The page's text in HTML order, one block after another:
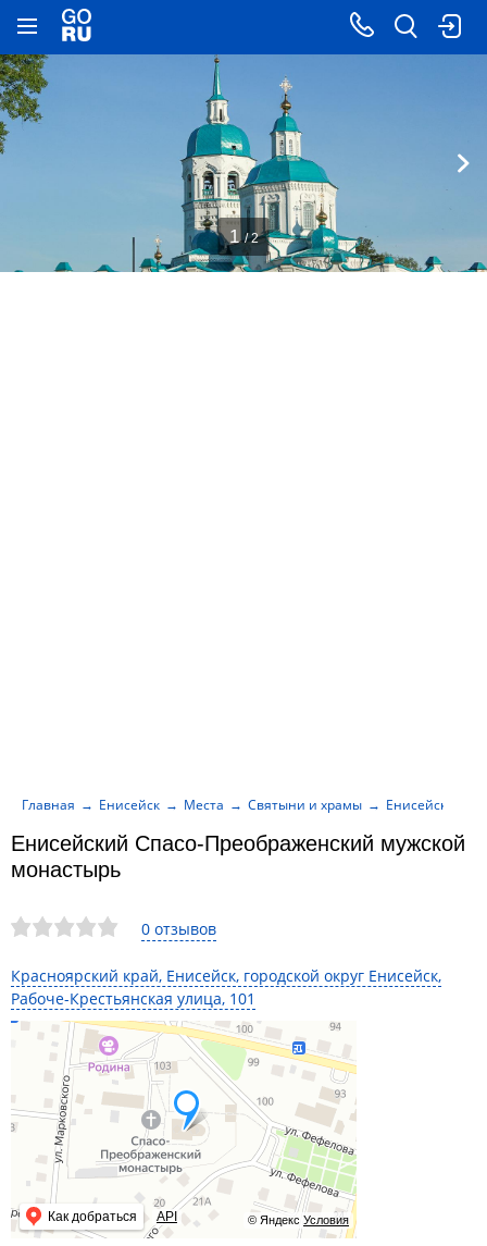
0 отзывов
Красноярский край, Енисейск, городской округ Енисейск,
Рабоче-Крестьянская улица, 101
© Яндекс Условия
Как добраться API
Енисейский Спасо-Преображенский мужской
монастырь
Главная Енисейск Места Святыни и храмы Енисейский
1 / 2